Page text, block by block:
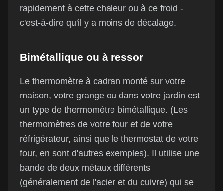
rapidement à cette chaleur ou à ce froid -
c'est-à-dire qu'il y a moins de décalage.
Bimétallique ou à ressor
Le thermomètre à cadran monté sur votre
maison, votre grange ou dans votre jardin est
un type de thermomètre bimétallique. (Les
thermomètres de votre four et de votre
réfrigérateur, ainsi que le thermostat de votre
four, en sont d'autres exemples). Il utilise une
bande de deux métaux différents
(généralement de l'acier et du cuivre) qui se